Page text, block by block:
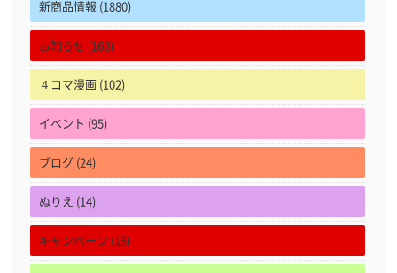
新商品情報 (1880)
お知らせ (168)
４コマ漫画 (102)
イベント (95)
ブログ (24)
ぬりえ (14)
キャンペーン (13)